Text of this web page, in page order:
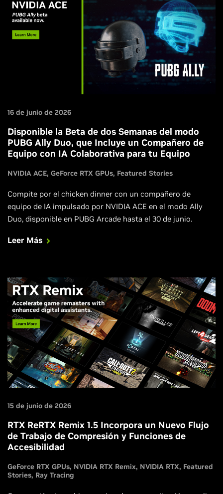
16 de junio de 2026
Disponible la Beta de dos Semanas del modo
PUBG Ally Duo, que Incluye un Compañero de
Equipo con IA Colaborativa para tu Equipo
NVIDIA ACE GeForce RTX GPUs Featured Stories
Compite por el chicken dinner con un compañero de
equipo de IA impulsado por NVIDIA ACE en el modo Ally
Duo, disponible en PUBG Arcade hasta el 30 de junio.
Leer Más
15 de junio de 2026
RTX ReRTX Remix 1.5 Incorpora un Nuevo Flujo
de Trabajo de Compresión y Funciones de
Accesibilidad
GeForce RTX GPUs NVIDIA RTX Remix NVIDIA RTX Featured
Stories Ray Tracing